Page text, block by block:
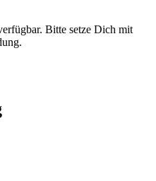
Bitte setze Dich mit